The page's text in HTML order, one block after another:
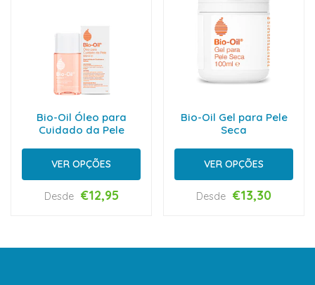
Bio-Oil Óleo para
Cuidado da Pele
VER OPÇÕES
Desde €12,95
Bio-Oil Gel para Pele
Seca
VER OPÇÕES
Desde €13,30